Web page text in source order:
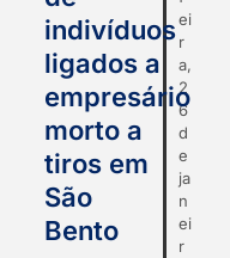
ei
r
a,
2
6
d
e
ja
n
ei
r
indivíduos
ligados a
empresário
morto a
tiros em
São
Bento